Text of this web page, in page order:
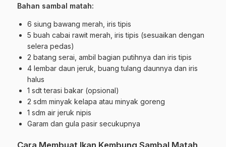
Bahan sambal matah:
6 siung bawang merah, iris tipis
5 buah cabai rawit merah, iris tipis (sesuaikan dengan
selera pedas)
2 batang serai, ambil bagian putihnya dan iris tipis
4 lembar daun jeruk, buang tulang daunnya dan iris
halus
1 sdt terasi bakar (opsional)
2 sdm minyak kelapa atau minyak goreng
1 sdm air jeruk nipis
Garam dan gula pasir secukupnya